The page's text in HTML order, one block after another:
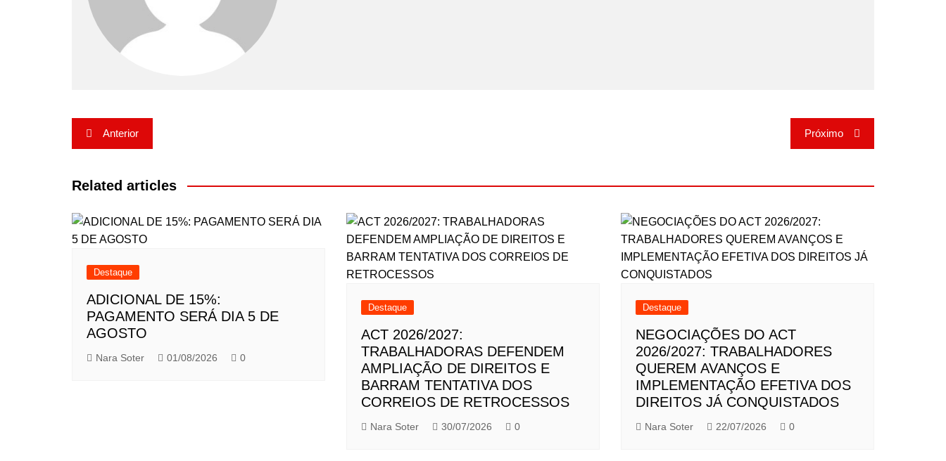
Navegação
de
Post
Anterior Próximo
Related articles
Destaque
ADICIONAL DE 15%:
PAGAMENTO SERÁ DIA 5 DE
AGOSTO
Nara Soter 01/08/2026 0
Destaque
ACT 2026/2027:
TRABALHADORAS DEFENDEM
AMPLIAÇÃO DE DIREITOS E
BARRAM TENTATIVA DOS
CORREIOS DE RETROCESSOS
Nara Soter 30/07/2026 0
Destaque
NEGOCIAÇÕES DO ACT
2026/2027: TRABALHADORES
QUEREM AVANÇOS E
IMPLEMENTAÇÃO EFETIVA DOS
DIREITOS JÁ CONQUISTADOS
Nara Soter 22/07/2026 0